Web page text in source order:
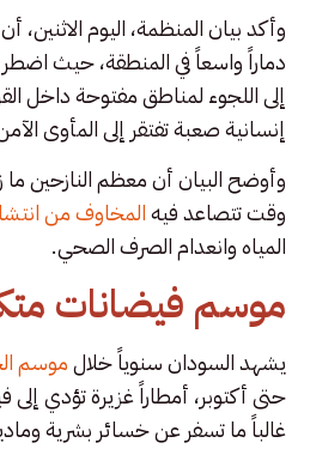
وأكد بيان المنظمة، اليوم الاثنين،
إلى اللجوء لمناطق مفتوحة داخل
إنسانية صعبة تفتقر إلى المأوى
وأوضح البيان أن معظم النازحين ما
وقت تتصاعد فيهالمخاوف من
المياه وانعدام الصرف الصحي.
موسم فيضانات
يشهد السودان سنوياً خلالموسم
حتى أكتوبر، أمطاراً غزيرة تؤدي
غالباً ما تسفر عن خسائر بشرية